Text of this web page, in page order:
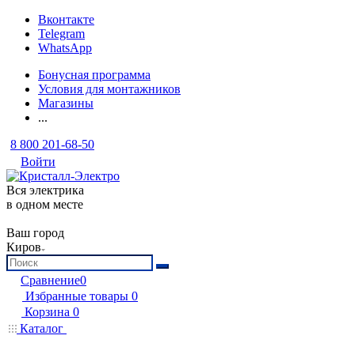
Вконтакте
Telegram
WhatsApp
Бонусная программа
Условия для монтажников
Магазины
...
8 800 201-68-50
Войти
Вся электрика
в одном месте
Ваш город
Киров
Сравнение0
Избранные товары 0
Корзина 0
Каталог